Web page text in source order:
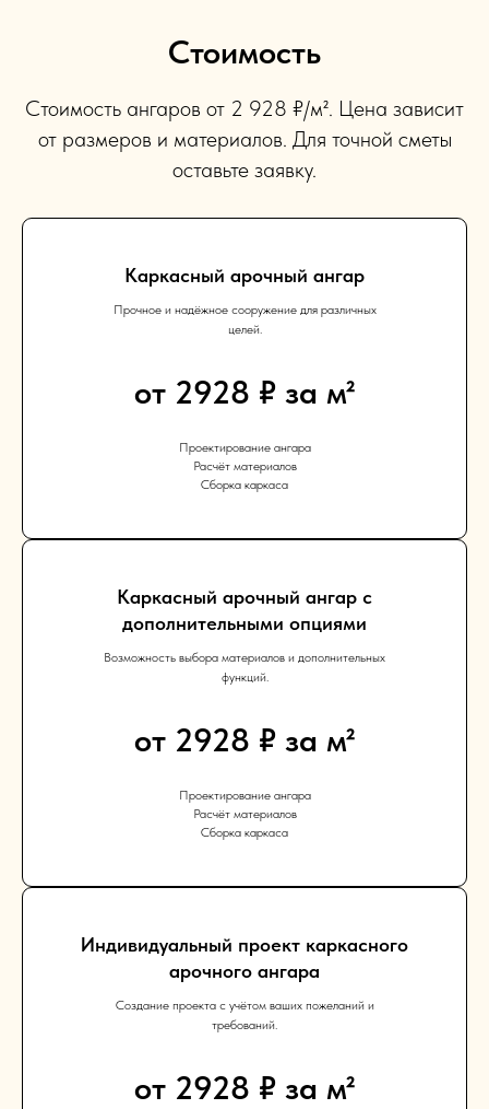
Стоимость
Стоимость ангаров от 2 928 ₽/м². Цена зависит
от размеров и материалов. Для точной сметы
оставьте заявку.
Каркасный арочный ангар
Прочное и надёжное сооружение для различных
целей.
от 2928 ₽ за м²
Проектирование ангара
Расчёт материалов
Сборка каркаса
Каркасный арочный ангар с
дополнительными опциями
Возможность выбора материалов и дополнительных
функций.
от 2928 ₽ за м²
Проектирование ангара
Расчёт материалов
Сборка каркаса
Индивидуальный проект каркасного
арочного ангара
Создание проекта с учётом ваших пожеланий и
требований.
от 2928 ₽ за м²